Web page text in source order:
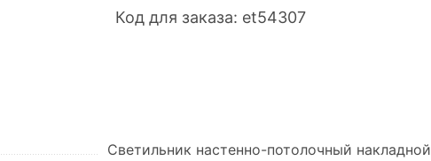
Код для заказа: et54307
Светильник настенно-потолочный накладной